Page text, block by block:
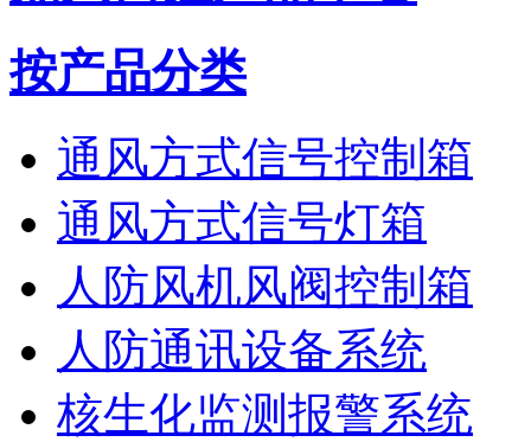
按产品分类
通风方式信号控制箱
通风方式信号灯箱
人防风机风阀控制箱
人防通讯设备系统
核生化监测报警系统